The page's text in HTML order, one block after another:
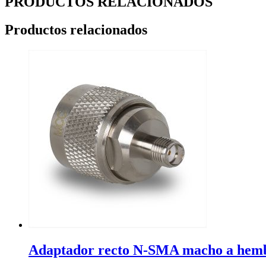
Productos relacionados
Adaptador recto N-SMA macho a